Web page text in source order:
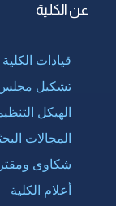
عن الكلية
قيادات الكلية
تشكيل مجلس
الهيكل
المجالات
شكاوى
أعلام الكلية